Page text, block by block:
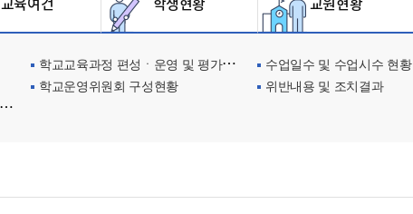
학교교육과정 편성ㆍ운영 및 평가에 관한 사항 수업일수 및 수업시수 현황
학교운영위원회 구성현황 위반내용 및 조치결과